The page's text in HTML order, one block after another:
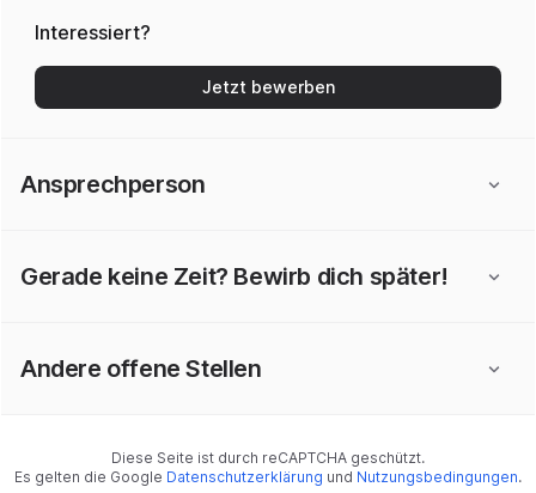
Interessiert?
Jetzt bewerben
Ansprechperson
Gerade keine Zeit? Bewirb dich später!
Andere offene Stellen
Diese Seite ist durch reCAPTCHA geschützt.
Es gelten die Google Datenschutzerklärung und Nutzungsbedingungen.